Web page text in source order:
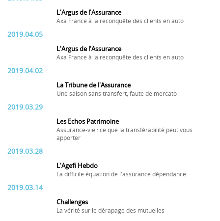
L'Argus de l'Assurance
Axa France à la reconquête des clients en auto
2019.04.05
L'Argus de l'Assurance
Axa France à la reconquête des clients en auto
2019.04.02
La Tribune de l'Assurance
Une saison sans transfert, faute de mercato
2019.03.29
Les Echos Patrimoine
Assurance-vie : ce que la transférabilité peut vous
apporter
2019.03.28
L'Agefi Hebdo
La difficile équation de l'assurance dépendance
2019.03.14
Challenges
La vérité sur le dérapage des mutuelles